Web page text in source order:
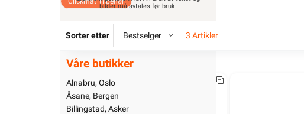
bilder må avtales før bruk.
Våre butikker
Alnabru, Oslo
Åsane, Bergen
Billingstad, Asker
Sorter etter Bestselger 3 Artikler